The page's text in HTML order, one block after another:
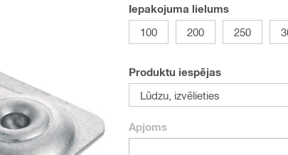
Iepakojuma lielums
100
200 250
Produktu iespējas
Lūdzu, izvēlieties
Apjoms